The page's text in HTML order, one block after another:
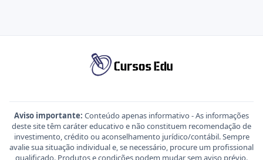
Aviso importante: Conteúdo apenas informativo - As informações
deste site têm caráter educativo e não constituem recomendação de
investimento, crédito ou aconselhamento jurídico/contábil. Sempre
avalie sua situação individual e, se necessário, procure um profissional
qualificado. Produtos e condições podem mudar sem aviso prévio.